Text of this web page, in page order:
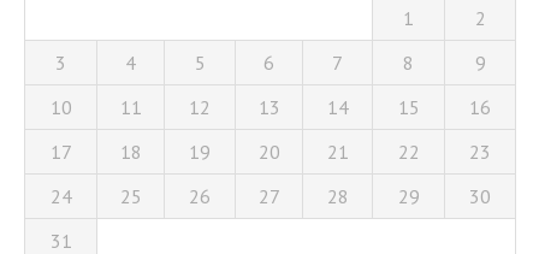
1
2
3
4 5 6 7 8
9
10
11 12 13 14 15
16
17
18 19 20 21 22
23
24
25 26 27 28 29
30
31